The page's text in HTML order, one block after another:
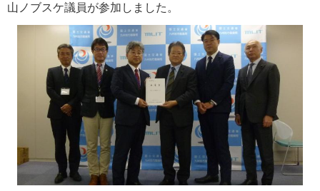
山ノブスケ議員が参加しました。